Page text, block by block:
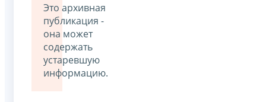
Это архивная
публикация -
она может
содержать
устаревшую
информацию.